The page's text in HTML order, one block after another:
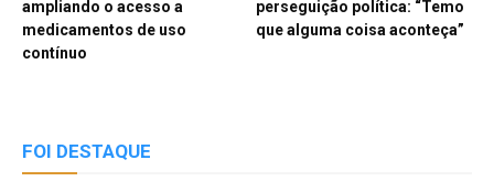
ampliando o acesso a
medicamentos de uso
contínuo
perseguição política: “Temo
que alguma coisa aconteça”
FOI DESTAQUE